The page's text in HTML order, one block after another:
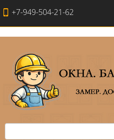
+7-949-504-21-62